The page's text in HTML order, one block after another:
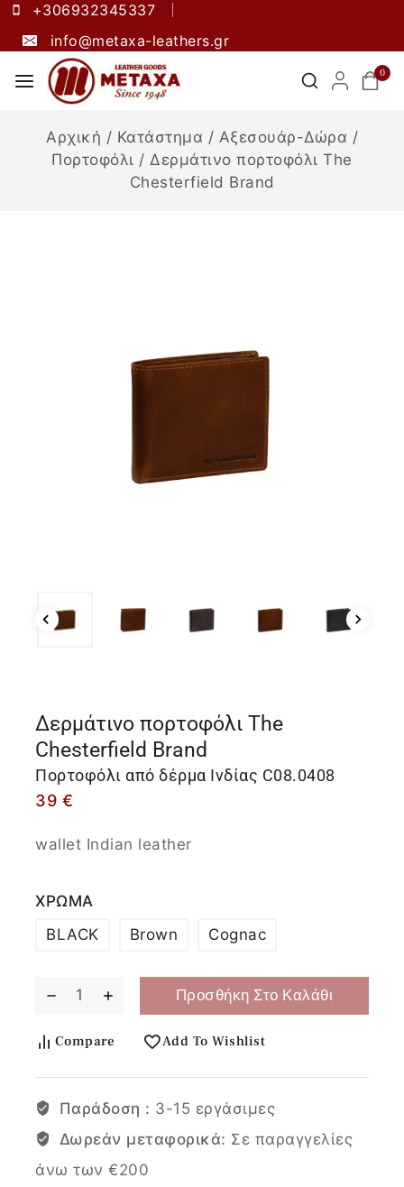
+306932345337
info@metaxa-leathers.gr
0
Αρχική / Κατάστημα / Αξεσουάρ-Δώρα /
Πορτοφόλι / Δερμάτινο πορτοφόλι The
Chesterfield Brand
Δερμάτινο πορτοφόλι The
Chesterfield Brand
Πορτοφόλι από δέρμα Ινδίας C08.0408
39 €
wallet Indian leather
ΧΡΩΜΑ
BLACK
Brown Cognac
Προσθήκη Στο Καλάθι
Compare Add To Wishlist
Παράδοση : 3-15 εργάσιμες
Δωρεάν μεταφορικά: Σε παραγγελίες
άνω των €200